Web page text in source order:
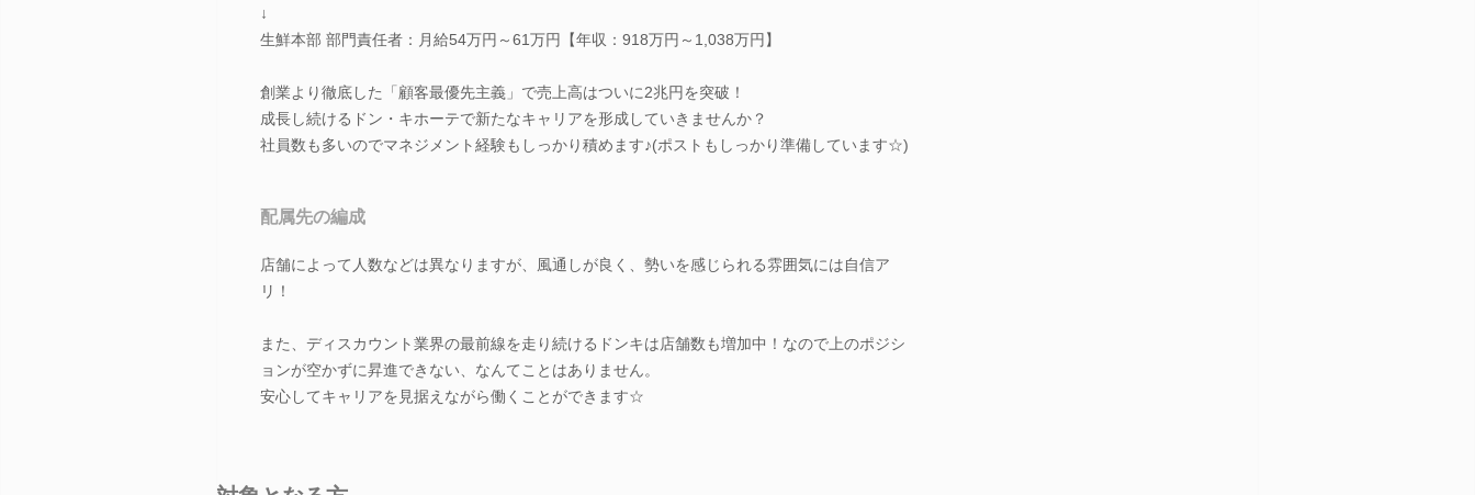
↓
生鮮本部 部門責任者：月給54万円～61万円【年収：918万円～1,038万円】
創業より徹底した「顧客最優先主義」で売上高はついに2兆円を突破！
成長し続けるドン・キホーテで新たなキャリアを形成していきませんか？
社員数も多いのでマネジメント経験もしっかり積めます♪(ポストもしっかり準備しています☆)
配属先の編成
店舗によって人数などは異なりますが、風通しが良く、勢いを感じられる雰囲気には自信ア
リ！
また、ディスカウント業界の最前線を走り続けるドンキは店舗数も増加中！なので上のポジシ
ョンが空かずに昇進できない、なんてことはありません。
安心してキャリアを見据えながら働くことができます☆